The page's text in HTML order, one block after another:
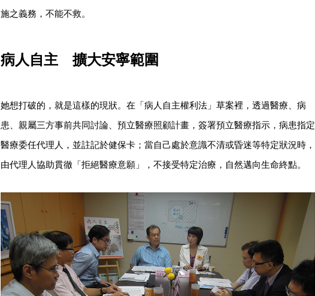
施之義務，不能不救。
病人自主 擴大安寧範圍
她想打破的，就是這樣的現狀。在「病人自主權利法」草案裡，透過醫療、病
患、親屬三方事前共同討論、預立醫療照顧計畫，簽署預立醫療指示，病患指定
醫療委任代理人，並註記於健保卡；當自己處於意識不清或昏迷等特定狀況時，
由代理人協助貫徹「拒絕醫療意願」，不接受特定治療，自然邁向生命終點。